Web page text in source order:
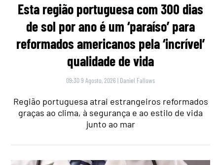
Esta região portuguesa com 300 dias
de sol por ano é um ‘paraíso’ para
reformados americanos pela ‘incrível’
qualidade de vida
09:30 9 Agosto, 2026 | Daniel Fallows
Região portuguesa atrai estrangeiros reformados
graças ao clima, à segurança e ao estilo de vida
junto ao mar